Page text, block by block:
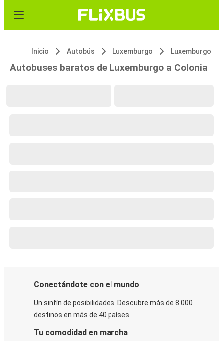
Inicio Autobús Luxemburgo Luxemburgo
Autobuses baratos de Luxemburgo a Colonia
Conectándote con el mundo
Un sinfín de posibilidades. Descubre más de 8.000
destinos en más de 40 países.
Tu comodidad en marcha